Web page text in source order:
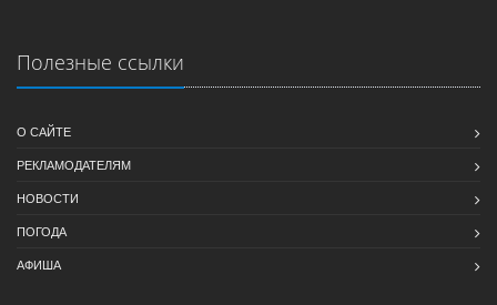
Полезные ссылки
О САЙТЕ
РЕКЛАМОДАТЕЛЯМ
НОВОСТИ
ПОГОДА
АФИША